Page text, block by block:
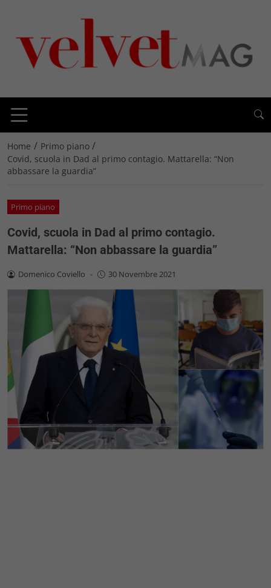
Home / Primo piano /
Covid, scuola in Dad al primo contagio. Mattarella: “Non
abbassare la guardia”
Primo piano
Covid, scuola in Dad al primo contagio.
Mattarella: “Non abbassare la guardia”
Domenico Coviello - 30 Novembre 2021